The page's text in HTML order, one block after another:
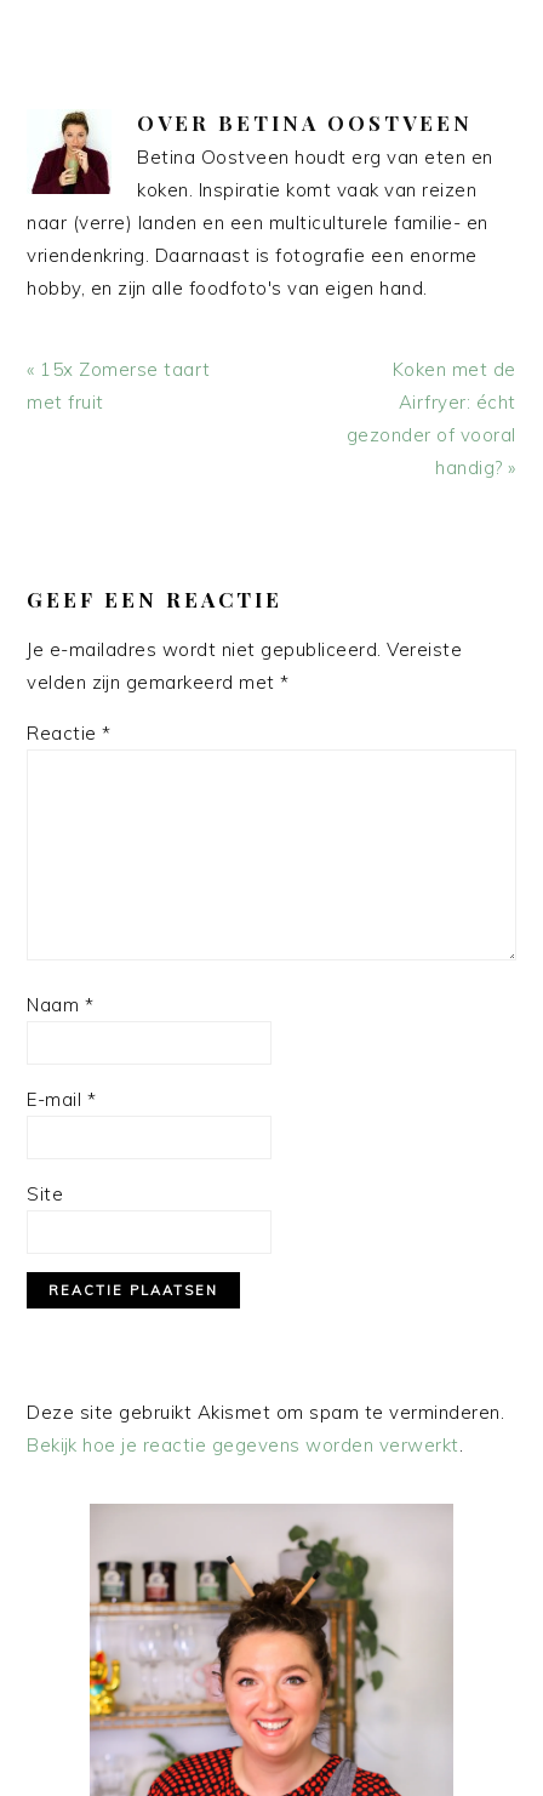
OVER BETINA OOSTVEEN
Betina Oostveen houdt erg van eten en
koken. Inspiratie komt vaak van reizen
naar (verre) landen en een multiculturele familie- en
vriendenkring. Daarnaast is fotografie een enorme
hobby, en zijn alle foodfoto's van eigen hand.
Vorig
bericht:
« 15x Zomerse taart
met fruit
Volgend
bericht:
Koken met de
Airfryer: écht
gezonder of vooral
handig? »
INTERACTIES
GEEF EEN REACTIE
Je e-mailadres wordt niet gepubliceerd. Vereiste
velden zijn gemarkeerd met*
Reactie*
Naam *
E-mail *
Site
Deze site gebruikt Akismet om spam te verminderen.
Bekijk hoe je reactie gegevens worden verwerkt.